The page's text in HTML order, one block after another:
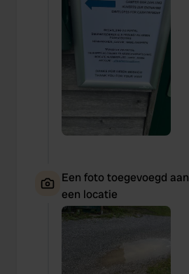
Een foto toegevoegd aan
een locatie